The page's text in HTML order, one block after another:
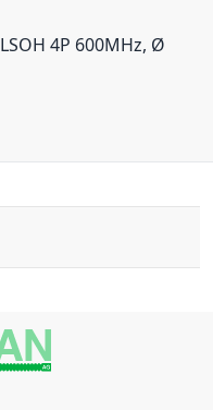
4P 600MHz, Ø